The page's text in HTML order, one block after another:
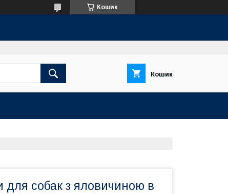
Кошик
Кошик
для собак з яловичиною в